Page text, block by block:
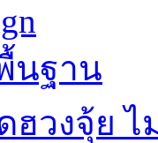
นฐาน
วงจุ้ย ไ